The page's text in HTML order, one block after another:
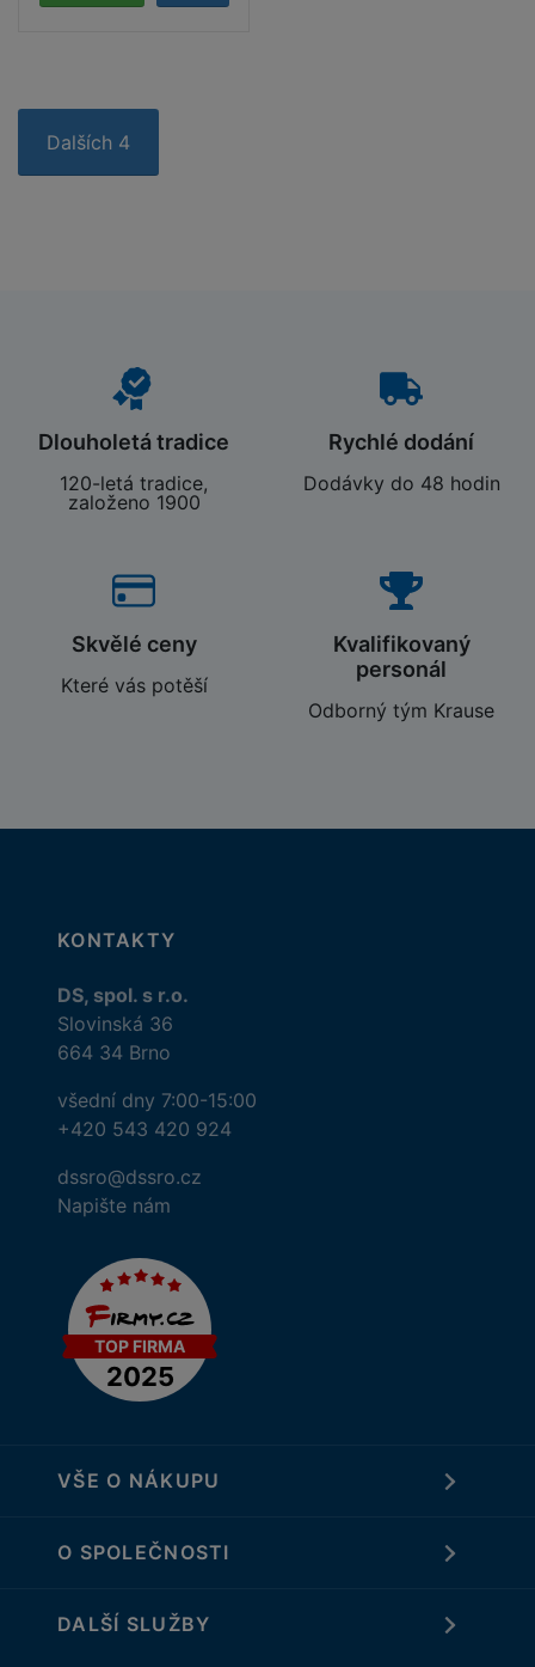
Dalších 4
Dlouholetá tradice
120-letá tradice,
založeno 1900
Rychlé dodání
Dodávky do 48 hodin
Skvělé ceny
Které vás potěší
Kvalifikovaný
personál
Odborný tým Krause
KONTAKTY
DS, spol. s r.o.
Slovinská 36
664 34 Brno
všední dny 7:00-15:00
+420 543 420 924
dssro@dssro.cz
Napište nám
VŠE O NÁKUPU
O SPOLEČNOSTI
DALŠÍ SLUŽBY